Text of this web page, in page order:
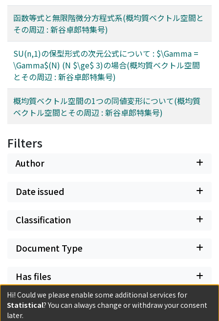
函数等式と無限階微分方程式系(概均質ベクトル空間と
その周辺 : 新谷卓郎特集号)
SU(n,1)の保型形式の次元公式について : $\Gamma =
\Gamma$(N) (N $\ge$ 3)の場合(概均質ベクトル空間
とその周辺 : 新谷卓郎特集号)
概均質ベクトル空間の1つの同値変形について(概均質
ベクトル空間とその周辺 : 新谷卓郎特集号)
Filters
Author
Date issued
Classification
Document Type
Has files
Hi! Could we please enable some additional services for
Statistical? You can always change or withdraw your consent
later.